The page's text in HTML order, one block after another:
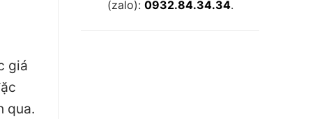
giá
qua.
(zalo): 0932.84.34.34.